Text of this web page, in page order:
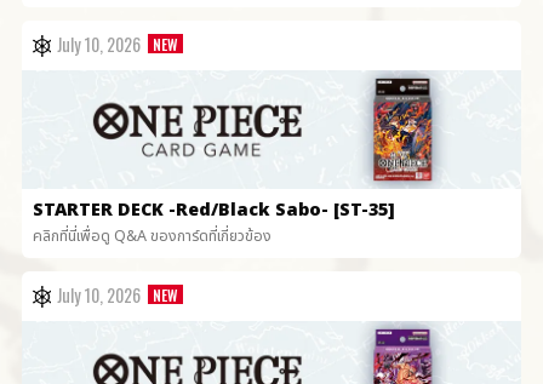
July 10, 2026
STARTER DECK -Red/Black Sabo- [ST-35]
คลิกที่นี่เพื่อดู Q&A ของการ์ดที่เกี่ยวข้อง
July 10, 2026